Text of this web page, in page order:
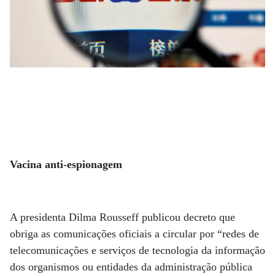
Vacina anti-espionagem
A presidenta Dilma Rousseff publicou decreto que
obriga as comunicações oficiais a circular por “redes de
telecomunicações e serviços de tecnologia da informação
dos organismos ou entidades da administração pública